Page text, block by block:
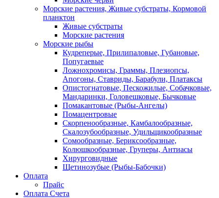
Морские растения, Живые субстраты, Кормовой
планктон
Живые субстраты
Морские растения
Морские рыбы
Кудреперые, Прилипаловые, Губановые,
Попугаевые
Ложнохромисы, Граммы, Плезиопсы,
Апогоны, Ставриды, Барабули, Платаксы
Опистогнатовые, Пескожилые, Собачковые,
Мандаринки, Головешковые, Бычковые
Помакантовые (Рыбы-Ангелы)
Помацентровые
Скорпенообразные, Камбалообразные,
Скалозубообразные, Удильщикообразные
Сомообразные, Бериксообразные,
Колюшкообразные, Груперы, Антиасы
Хирурговидные
Щетинозубые (Рыбы-Бабочки)
Оплата
Прайс
Оплата Счета